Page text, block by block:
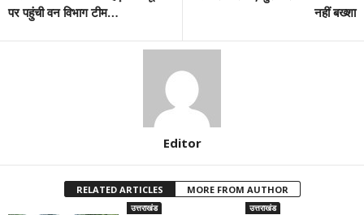
पर पहुंची वन विभाग टीम…
नहीं बख्‍शा
Editor
RELATED ARTICLES MORE FROM AUTHOR
उत्तराखंड उत्तराखंड